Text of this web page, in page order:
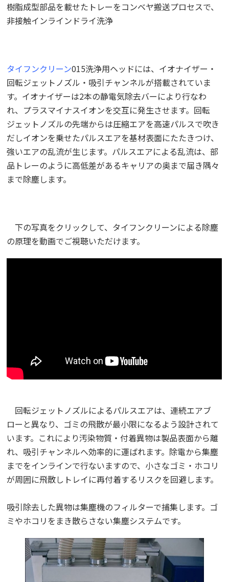
樹脂成型部品を載せたトレーをコンベヤ搬送プロセスで、
非接触インラインドライ洗浄
タイフンクリーン015洗浄用ヘッドには、イオナイザー・
回転ジェットノズル・吸引チャンネルが搭載されていま
す。イオナイザーは2本の静電気除去バーにより行なわ
れ、プラスマイナスイオンを交互に発生させます。回転
ジェットノズルの先端からは圧縮エアを高速パルスで吹き
だしイオンを乗せたパルスエアを基材表面にたたきつけ、
強いエアの乱流が生じます。パルスエアによる乱流は、部
品トレーのように高低差があるキャリアの奥まで届き隅々
まで除塵します。
下の写真をクリックして、タイフンクリーンによる除塵
の原理を動画でご視聴いただけます。
回転ジェットノズルによるパルスエアは、連続エアブ
ローと異なり、ゴミの飛散が最小限になるよう設計されて
います。これにより汚染物質・付着異物は製品表面から離
れ、吸引チャンネルへ効率的に運ばれます。除電から集塵
までをインラインで行ないますので、小さなゴミ・ホコリ
が周囲に飛散しトレイに再付着するリスクを回避します。
吸引除去した異物は集塵機のフィルターで捕集します。ゴ
ミやホコリをまき散らさない集塵システムです。